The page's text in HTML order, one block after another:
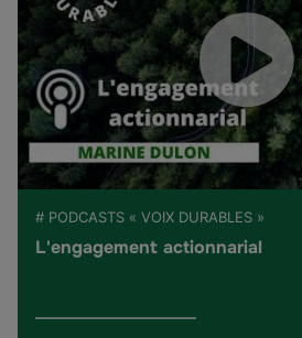
# PODCASTS « VOIX DURABLES »
L'engagement actionnarial